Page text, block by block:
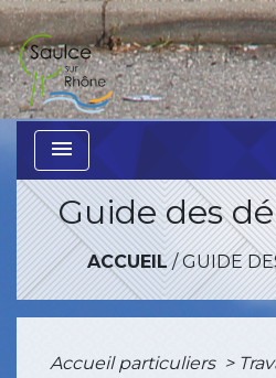
menu
Guide des
ACCUEIL/GUIDE
Accueil particuliers >